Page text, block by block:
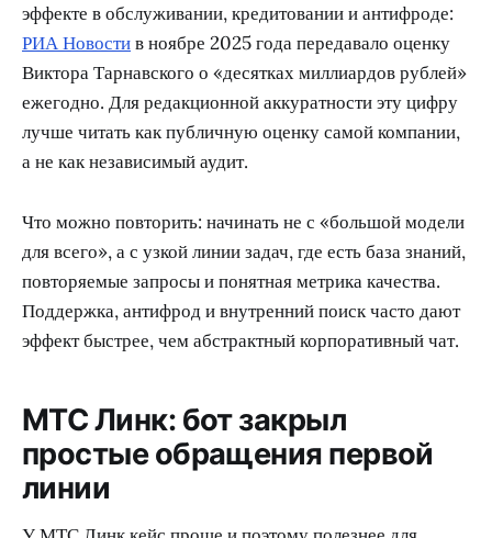
эффекте в обслуживании, кредитовании и антифроде:
РИА Новостив ноябре 2025 года передавало оценку
Виктора Тарнавского о «десятках миллиардов рублей»
ежегодно. Для редакционной аккуратности эту цифру
лучше читать как публичную оценку самой компании,
а не как независимый аудит.
Что можно повторить: начинать не с «большой модели
для всего», а с узкой линии задач, где есть база знаний,
повторяемые запросы и понятная метрика качества.
Поддержка, антифрод и внутренний поиск часто дают
эффект быстрее, чем абстрактный корпоративный чат.
МТС Линк: бот закрыл
простые обращения первой
линии